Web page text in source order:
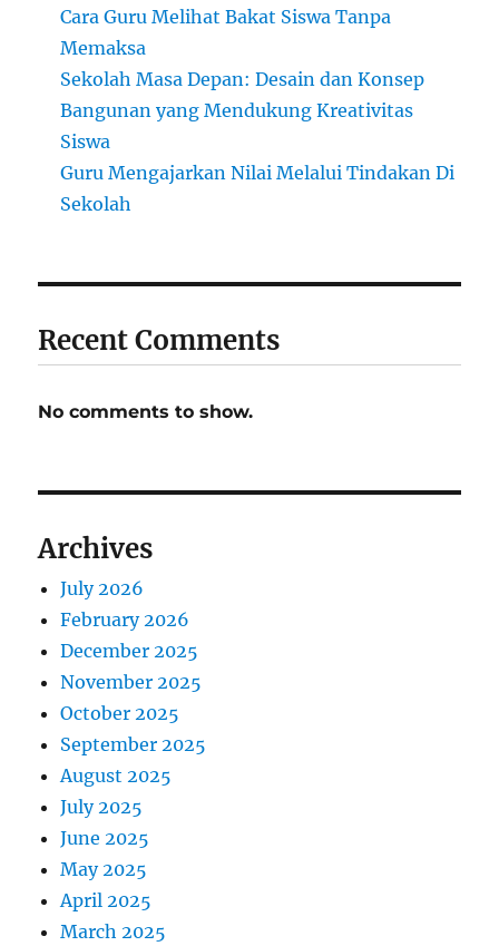
Cara Guru Melihat Bakat Siswa Tanpa
Memaksa
Sekolah Masa Depan: Desain dan Konsep
Bangunan yang Mendukung Kreativitas
Siswa
Guru Mengajarkan Nilai Melalui Tindakan Di
Sekolah
Recent Comments
No comments to show.
Archives
July 2026
February 2026
December 2025
November 2025
October 2025
September 2025
August 2025
July 2025
June 2025
May 2025
April 2025
March 2025